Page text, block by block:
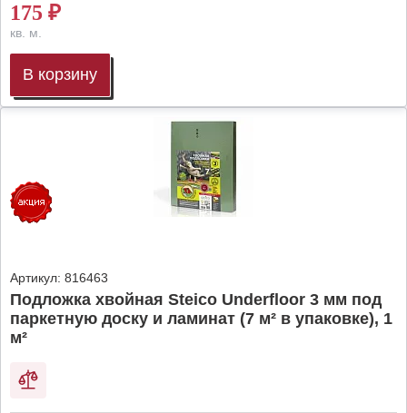
175 ₽
кв. м.
В корзину
Артикул: 816463
Подложка хвойная Steico Underfloor 3 мм под
паркетную доску и ламинат (7 м² в упаковке), 1
м²